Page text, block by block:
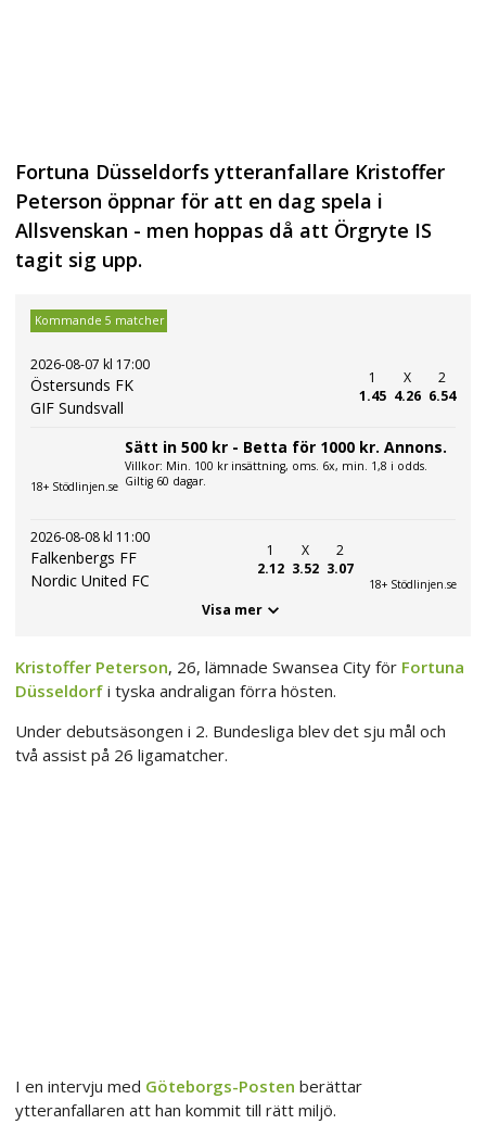
Fortuna Düsseldorfs ytteranfallare Kristoffer
Peterson öppnar för att en dag spela i
Allsvenskan - men hoppas då att Örgryte IS
tagit sig upp.
Kommande 5 matcher
2026-08-07 kl 17:00
Östersunds FK
GIF Sundsvall
1
1.45
X
4.26
2
6.54
18+ Stödlinjen.se
Sätt in 500 kr - Betta för 1000 kr. Annons.
Villkor: Min. 100 kr insättning, oms. 6x, min. 1,8 i odds.
Giltig 60 dagar.
2026-08-08 kl 11:00
Falkenbergs FF
Nordic United FC
1
2.12
X
3.52
2
3.07
18+ Stödlinjen.se
Visa mer
Kristoffer Peterson, 26, lämnade Swansea City för Fortuna
Düsseldorf i tyska andraligan förra hösten.
Under debutsäsongen i 2. Bundesliga blev det sju mål och
två assist på 26 ligamatcher.
I en intervju med Göteborgs-Posten berättar
ytteranfallaren att han kommit till rätt miljö.